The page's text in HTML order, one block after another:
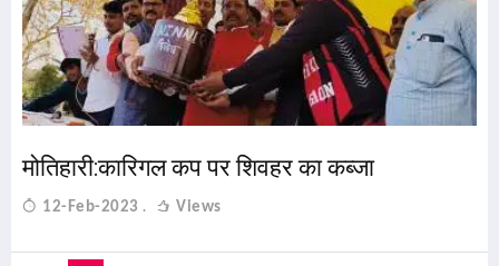
मोतिहारी:कारिगल कप पर शिवहर का कब्जा
12-Feb-2023 Views